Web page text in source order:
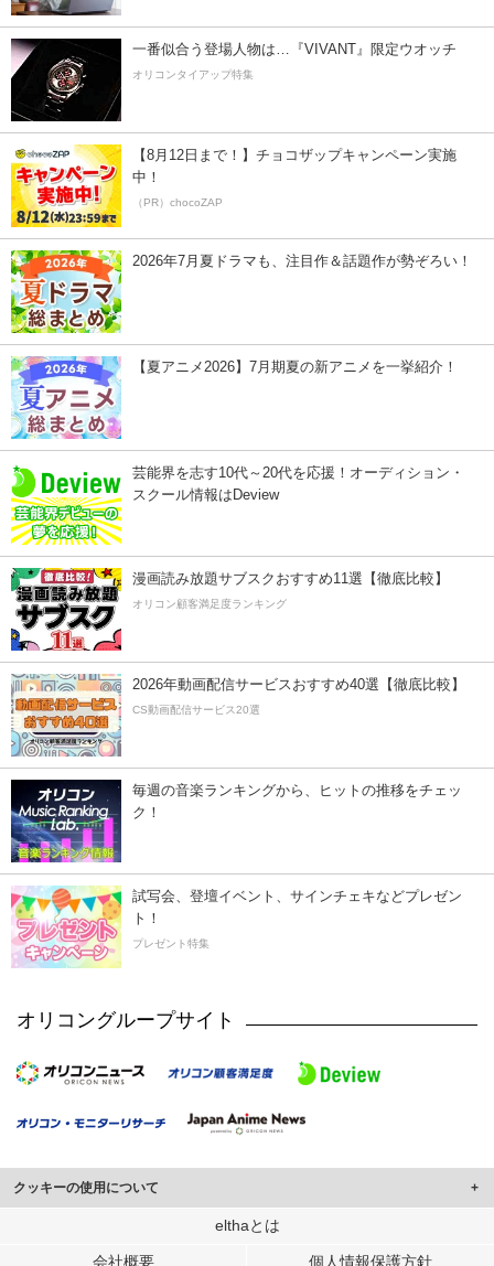
一番似合う登場人物は…『VIVANT』限定ウオッチ
オリコンタイアップ特集
【8月12日まで！】チョコザップキャンペーン実施
中！
（PR）chocoZAP
2026年7月夏ドラマも、注目作＆話題作が勢ぞろい！
【夏アニメ2026】7月期夏の新アニメを一挙紹介！
芸能界を志す10代～20代を応援！オーディション・
スクール情報はDeview
漫画読み放題サブスクおすすめ11選【徹底比較】
オリコン顧客満足度ランキング
2026年動画配信サービスおすすめ40選【徹底比較】
CS動画配信サービス20選
毎週の音楽ランキングから、ヒットの推移をチェッ
ク！
試写会、登壇イベント、サインチェキなどプレゼン
ト！
プレゼント特集
オリコングループサイト
クッキーの使用について
このサイトでは Cookie を使用して、ユーザーに合わせたコンテンツや広告の
行っています。
elthaとは
会社概要 個人情報保護方針